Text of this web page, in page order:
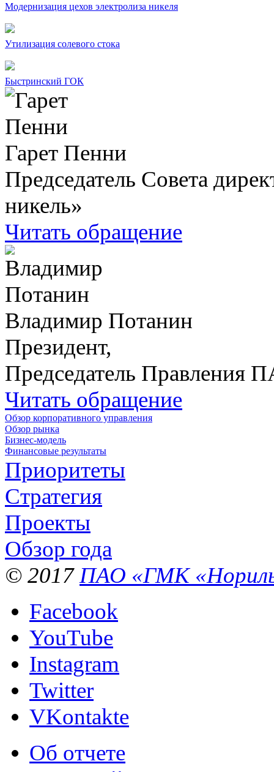
Модернизация цехов электролиза никеля
Утилизация солевого стока
Быстринский ГОК
Гарет Пенни
Председатель Совета
никель»
Читать обращение
Владимир Потанин
Президент,
Председатель Правления
Читать обращение
Обзор корпоративного управления
Обзор рынка
Бизнес-модель
Финансовые результаты
Приоритеты
Стратегия
Проекты
Обзор года
© 2017 ПАО «ГМК
Facebook
YouTube
Instagram
Twitter
VKontakte
Об отчете